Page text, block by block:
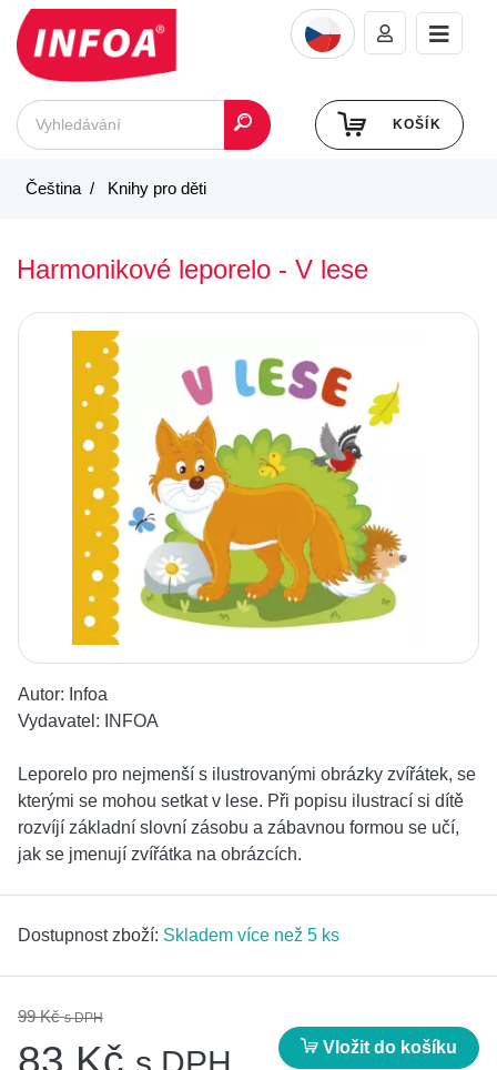
KOŠÍK
Čeština Knihy pro děti
Harmonikové leporelo - V lese
Autor: Infoa
Vydavatel:
INFOA
Leporelo pro nejmenší s ilustrovanými obrázky zvířátek, se
kterými se mohou setkat v lese. Při popisu ilustrací si dítě
rozvíjí základní slovní zásobu a zábavnou formou se učí,
jak se jmenují zvířátka na obrázcích.
Dostupnost zboží: Skladem více než 5 ks
99 Kčs DPH
83 Kč Vložit do košíku